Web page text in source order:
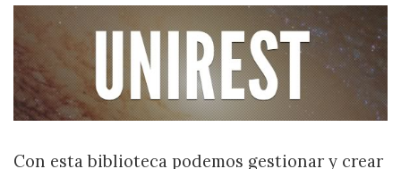
Con esta biblioteca podemos gestionar y crear